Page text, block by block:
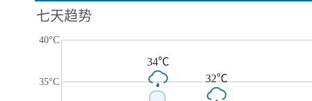
七天趋势
40°C
35°C
34℃
32℃